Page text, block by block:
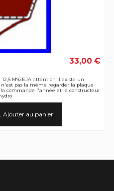
33,00 €
M92EJA attention il existe un
pas la même regarder la plaque
la commande l'année et le constructeur
Ajouter au panier